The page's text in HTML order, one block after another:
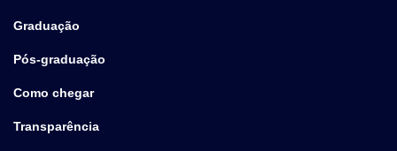
Graduação
Pós-graduação
Como chegar
Transparência